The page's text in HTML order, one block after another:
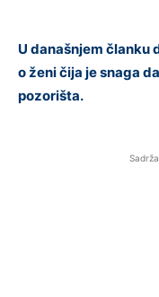
U današnjem članku
o ženi čija je snaga
pozorišta.